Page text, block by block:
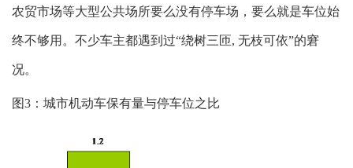
农贸市场等大型公共场所要么没有停车场，要么就是车位始
终不够用。不少车主都遇到过“绕树三匝, 无枝可依”的窘
况。
图3：城市机动车保有量与停车位之比